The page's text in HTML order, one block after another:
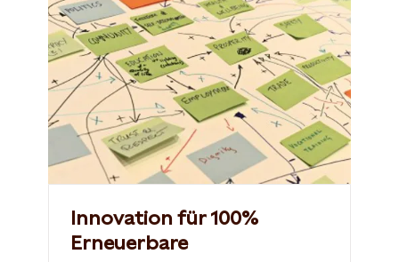
Innovation für 100%
Erneuerbare